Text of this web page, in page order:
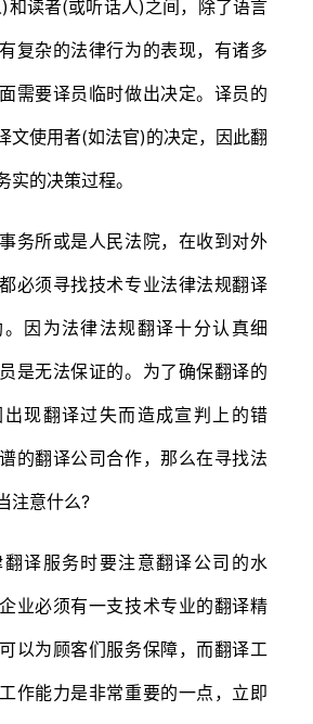
和读者(或听话人)之间，除了语言
复杂的法律行为的表现，有诸多
需要译员临时做出决定。译员的
文使用者(如法官)的决定，因此翻
的决策过程。
所或是人民法院，在收到对外
必须寻找技术专业法律法规翻译
因为法律法规翻译十分认真细
是无法保证的。为了确保翻译的
现翻译过失而造成宣判上的错
的翻译公司合作，那么在寻找法
注意什么?
服务时要注意翻译公司的水
业必须有一支技术专业的翻译精
以为顾客们服务保障，而翻译工
作能力是非常重要的一点，立即